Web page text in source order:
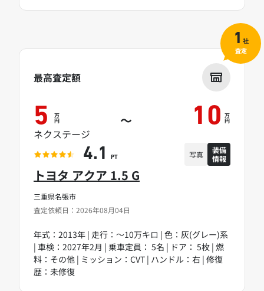
三重県名張市
査定依頼日：2026年08月04日
トヨタ アクア 1.5 G
年式：2013年 | 走行：～10万キロ | 色：灰(グレー)系
| 車検：2027年2月 | 乗車定員： 5名 | ドア： 5枚 | 燃
料：その他 | ミッション：CVT | ハンドル：右 | 修復
歴：未修復
最高査定額
5 万
円 ～ 10 万
円
ネクステージ
4.1 PT 写真
装備
情報
1 社
査定